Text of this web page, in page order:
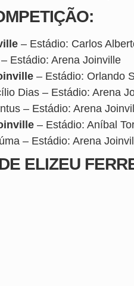
– Estádio: Carlos
Estádio: Arena Joinville
– Estádio: Orlando
Dias – Estádio: Arena
– Estádio: Arena
– Estádio: Aníbal
– Estádio: Arena
ELIZEU